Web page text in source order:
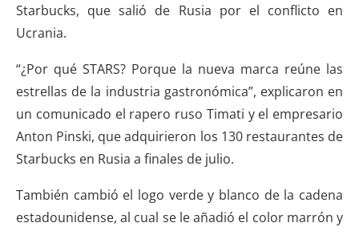
Starbucks, que salió de Rusia por el conflicto en
Ucrania.
“¿Por qué STARS? Porque la nueva marca reúne las
estrellas de la industria gastronómica”, explicaron en
un comunicado el rapero ruso Timati y el empresario
Anton Pinski, que adquirieron los 130 restaurantes de
Starbucks en Rusia a finales de julio.
También cambió el logo verde y blanco de la cadena
estadounidense, al cual se le añadió el color marrón y